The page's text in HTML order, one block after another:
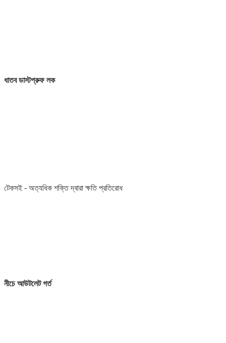
ধাতব ডাস্টপ্রুফ লক
টেকসই - অত্যধিক শক্তি দ্বারা ক্ষতি প্রতিরোধ
নীচে আউটলেট গর্ত